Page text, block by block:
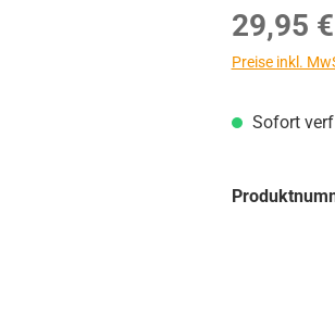
Regulärer
29,95 €
Preise inkl.
Sofort